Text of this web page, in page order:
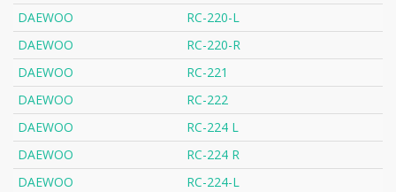
DAEWOO
RC-220-L
DAEWOO
RC-220-R
DAEWOO
RC-221
DAEWOO
RC-222
DAEWOO
RC-224 L
DAEWOO
RC-224 R
DAEWOO
RC-224-L